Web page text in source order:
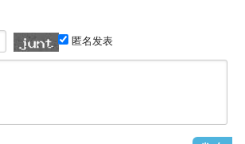
匿名发表